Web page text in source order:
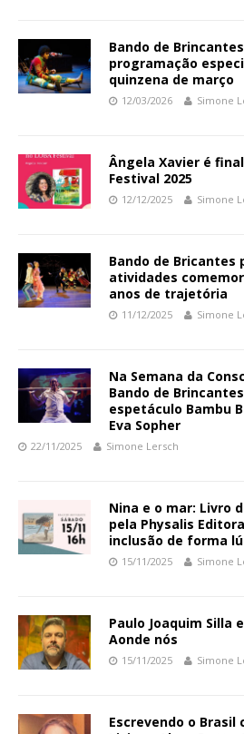
Bando de
programação
quinzena de março
12/03/2026 Simone
Ângela Xavier é
Festival 2025
12/12/2025 Simone
Bando de Bricantes
atividades
anos de trajetória
11/12/2025 Simone
Na Semana da
Bando de
espetáculo Bambu
Eva Sopher
22/11/2025 Simone Lersch
Nina e o mar: Livro
pela Physalis
inclusão de forma
15/11/2025 Simone
Paulo Joaquim Silla
Aonde nós
15/11/2025 Simone
Escrevendo o Brasil